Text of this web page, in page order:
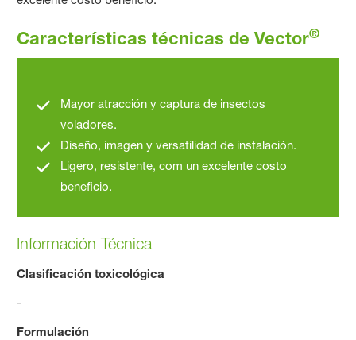
Características técnicas de Vector®
Mayor atracción y captura de insectos
voladores.
Diseño, imagen y versatilidad de instalación.
Ligero, resistente, com un excelente costo
beneficio.
Información Técnica
Clasificación toxicológica
-
Formulación